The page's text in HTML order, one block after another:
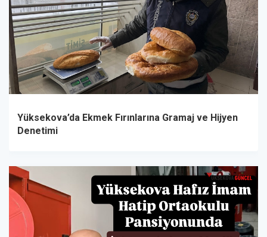
Yüksekova’da Ekmek Fırınlarına Gramaj ve Hijyen
Denetimi